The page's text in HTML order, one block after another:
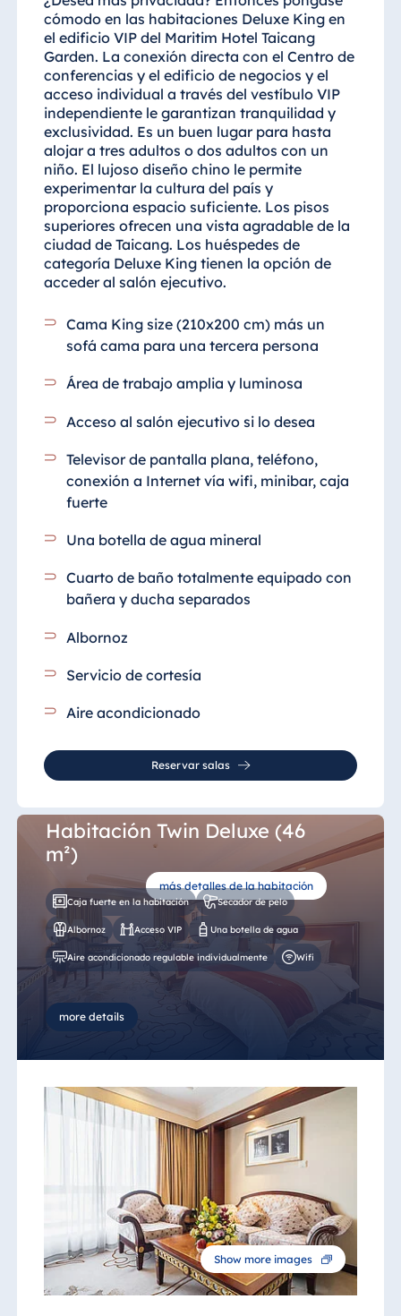
cómodo en las habitaciones Deluxe King en
el edificio VIP del Maritim Hotel Taicang
Garden. La conexión directa con el Centro de
conferencias y el edificio de negocios y el
acceso individual a través del vestíbulo VIP
independiente le garantizan tranquilidad y
exclusividad. Es un buen lugar para hasta
alojar a tres adultos o dos adultos con un
niño. El lujoso diseño chino le permite
experimentar la cultura del país y
proporciona espacio suficiente. Los pisos
superiores ofrecen una vista agradable de la
ciudad de Taicang. Los huéspedes de
categoría Deluxe King tienen la opción de
acceder al salón ejecutivo.
Cama King size (210x200 cm) más un
sofá cama para una tercera persona
Área de trabajo amplia y luminosa
Acceso al salón ejecutivo si lo desea
Televisor de pantalla plana, teléfono,
conexión a Internet vía wifi, minibar, caja
fuerte
Una botella de agua mineral
Cuarto de baño totalmente equipado con
bañera y ducha separados
Albornoz
Servicio de cortesía
Aire acondicionado
Reservar salas
más detalles de la habitación
Habitación Twin Deluxe (46
m²)
Caja fuerte en la habitación Secador de pelo
Albornoz Acceso VIP Una botella de agua
Aire acondicionado regulable individualmente Wifi
more details
Show more images